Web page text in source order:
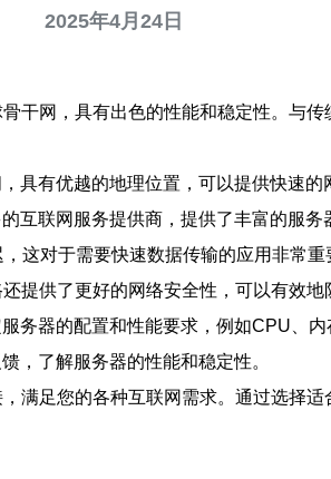
2025年4月24日
网，具有出色的性能和稳定性。与
具有优越的地理位置，可以提供快速
互联网服务提供商，提供了丰富的服务
这对于需要快速数据传输的应用非常
提供了更好的网络安全性，可以有效地
务器的配置和性能要求，例如CPU、
，了解服务器的性能和稳定性。
足您的各种互联网需求。通过选择